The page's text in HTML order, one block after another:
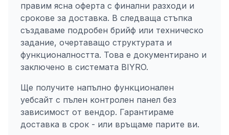
правим ясна оферта с финални разходи и
срокове за доставка. В следваща стъпка
създаваме подробен брийф или техническо
задание, очертаващо структурата и
функционалността. Това е документирано и
заключено в системата BIYRO.
Ще получите напълно функционален
уебсайт с пълен контролен панел без
зависимост от вендор. Гарантираме
доставка в срок - или връщаме парите ви.